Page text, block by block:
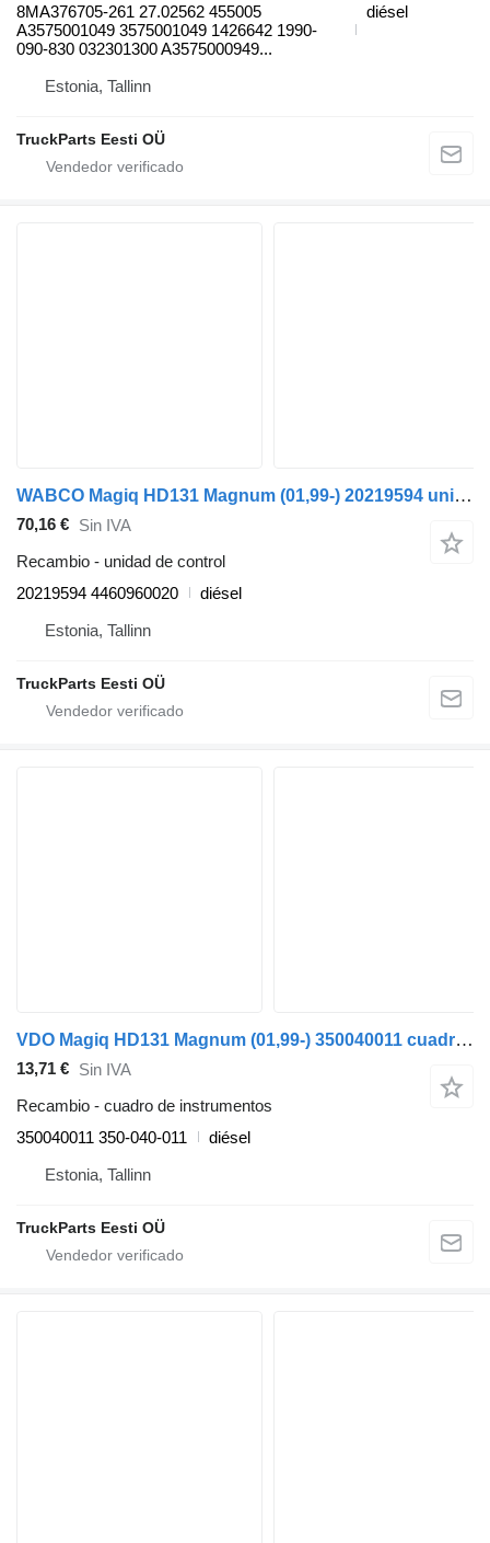
8MA376705-261 27.02562 455005
A3575001049 3575001049 1426642 1990-
090-830 032301300 A3575000949...
diésel
Estonia, Tallinn
TruckParts Eesti OÜ
WABCO Magiq HD131 Magnum (01,99-) 20219594 unidad de control para Bova Magiq (1999-2010) autobús
70,16 € Sin IVA
Recambio - unidad de control
20219594 4460960020
diésel
Estonia, Tallinn
TruckParts Eesti OÜ
VDO Magiq HD131 Magnum (01,99-) 350040011 cuadro de instrumentos para Bova Magiq (1999-2010) autobús
13,71 € Sin IVA
Recambio - cuadro de instrumentos
350040011 350-040-011
diésel
Estonia, Tallinn
TruckParts Eesti OÜ